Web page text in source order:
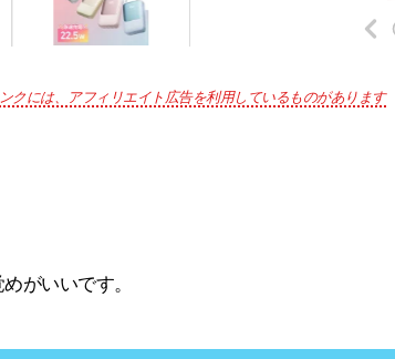
クには、アフィリエイト広告を利用しているものがあります
がいいです。